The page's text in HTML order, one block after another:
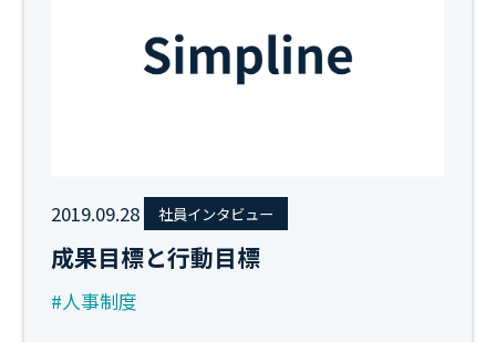
2019.09.28 社員インタビュー
成果目標と行動目標
#人事制度